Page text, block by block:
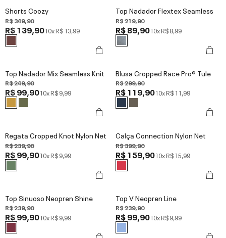
Shorts Coozy
R$ 349,90
R$ 139,9010xR$ 13,99
Top Nadador Flextex Seamless
R$ 219,90
R$ 89,9010xR$ 8,99
Top Nadador Mix Seamless Knit
R$ 249,90
R$ 99,9010xR$ 9,99
Blusa Cropped Race Pro® Tule
R$ 299,90
R$ 119,9010xR$ 11,99
Regata Cropped Knot Nylon Net
R$ 239,90
R$ 99,9010xR$ 9,99
Calça Connection Nylon Net
R$ 399,90
R$ 159,9010xR$ 15,99
Top Sinuoso Neopren Shine
R$ 239,90
R$ 99,9010xR$ 9,99
Top V Neopren Line
R$ 239,90
R$ 99,9010xR$ 9,99